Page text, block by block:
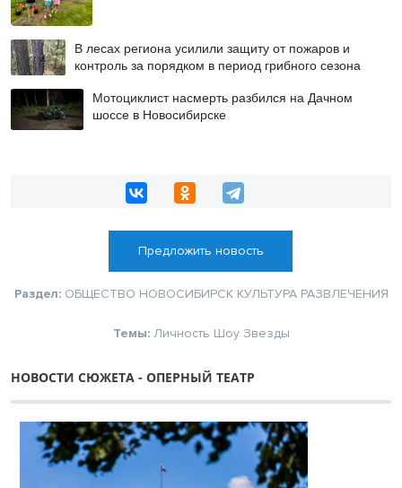
В лесах региона усилили защиту от пожаров и
контроль за порядком в период грибного сезона
Мотоциклист насмерть разбился на Дачном
шоссе в Новосибирске
Предложить новость
Раздел: ОБЩЕСТВО НОВОСИБИРСК КУЛЬТУРА РАЗВЛЕЧЕНИЯ
Темы: Личность Шоу Звезды
НОВОСТИ СЮЖЕТА - ОПЕРНЫЙ ТЕАТР